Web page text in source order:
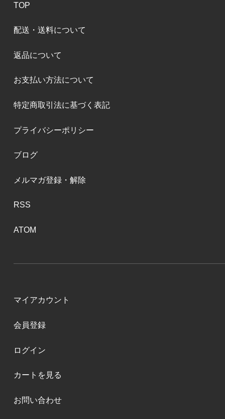
TOP
配送・送料について
返品について
お支払い方法について
特定商取引法に基づく表記
プライバシーポリシー
ブログ
メルマガ登録・解除
RSS
ATOM
マイアカウント
会員登録
ログイン
カートを見る
お問い合わせ